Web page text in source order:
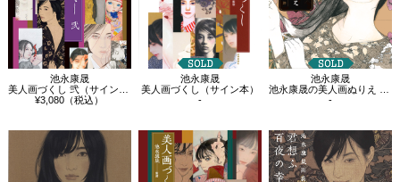
池永康晟
美人画づくし 弐（サイン本）
¥3,080（税込）
池永康晟
美人画づくし（サイン本）
-
池永康晟
池永康晟の美人画ぬりえ 百満月の輪郭(サ…
-